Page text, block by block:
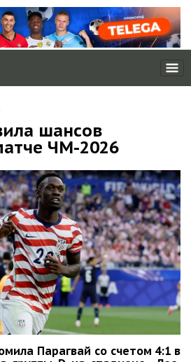
шансов
ЧМ-2026
Парагвай со счетом 4:1 в